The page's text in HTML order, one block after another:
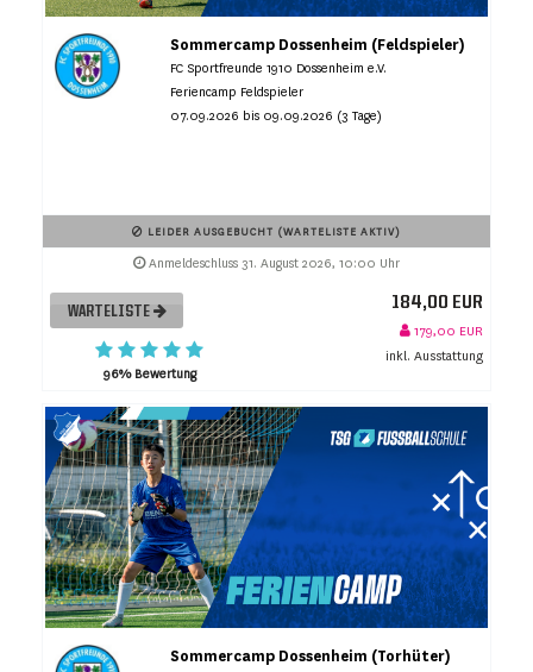
Sommercamp Dossenheim (Feldspieler)
FC Sportfreunde 1910 Dossenheim e.V.
Feriencamp Feldspieler
07.09.2026 bis 09.09.2026 (3 Tage)
LEIDER AUSGEBUCHT (WARTELISTE AKTIV)
Anmeldeschluss 31. August 2026, 10:00 Uhr
WARTELISTE
96% Bewertung
184,00 EUR
179,00 EUR
inkl. Ausstattung
Sommercamp Dossenheim (Torhüter)